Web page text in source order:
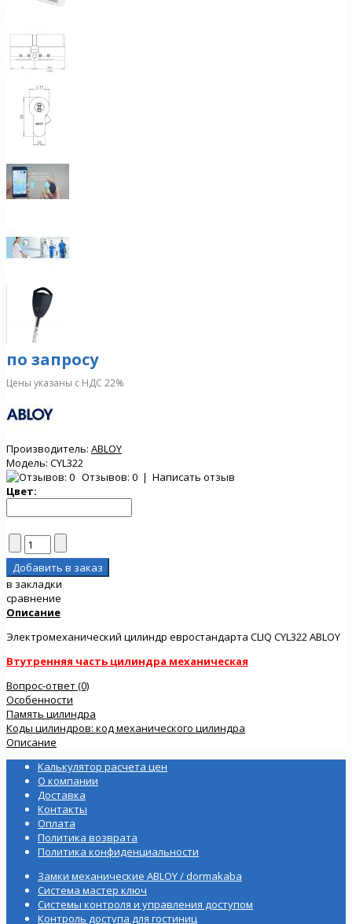
по запросу
Цены указаны с НДС 22%
Производитель: ABLOY
Модель: CYL322
Отзывов: 0 | Написать отзыв
Цвет:
в закладки
сравнение
Описание
Электромеханический цилиндр евростандарта CLIQ CYL322 ABLOY
Втутренняя часть цилиндра механическая
Вопрос-ответ (0)
Особенности
Память цилиндра
Коды цилиндров: код механического цилиндра
Описание
Калькулятор расчета цен
О компании
Доставка
Контакты
Оплата
Политика возврата
Политика конфиденциальности
Замки механические ABLOY / dormakaba
Система мастер ключ
Системы контроля и управления доступом
Контроль доступа для гостиниц